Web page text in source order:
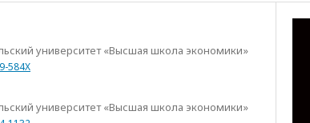
университет «Высшая школа экономики»
584X
университет «Высшая школа экономики»